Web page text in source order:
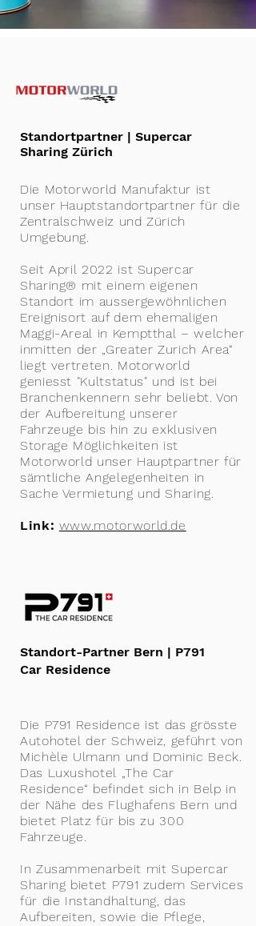
Standortpartner | Supercar
Sharing Zürich
Die Motorworld Manufaktur ist
unser Hauptstandortpartner für die
Zentralschweiz und Zürich
Umgebung.
Seit April 2022 ist Supercar
Sharing® mit einem eigenen
Standort im aussergewöhnlichen
Ereignisort auf dem ehemaligen
Maggi-Areal in Kemptthal – welcher
inmitten der „Greater Zurich Area“
liegt vertreten. Motorworld
geniesst "Kultstatus" und ist bei
Branchenkennern sehr beliebt. Von
der Aufbereitung unserer
Fahrzeuge bis hin zu exklusiven
Storage Möglichkeiten ist
Motorworld unser Hauptpartner für
sämtliche Angelegenheiten in
Sache Vermietung und Sharing.
Link: www.motorworld.de
Standort-Partner Bern | P791
Car Residence
Die P791 Residence ist das grösste
Autohotel der Schweiz, geführt von
Michèle Ulmann und Dominic Beck.
Das Luxushotel „The Car
Residence“ befindet sich in Belp in
der Nähe des Flughafens Bern und
bietet Platz für bis zu 300
Fahrzeuge.
In Zusammenarbeit mit Supercar
Sharing bietet P791 zudem Services
für die Instandhaltung, das
Aufbereiten, sowie die Pflege,